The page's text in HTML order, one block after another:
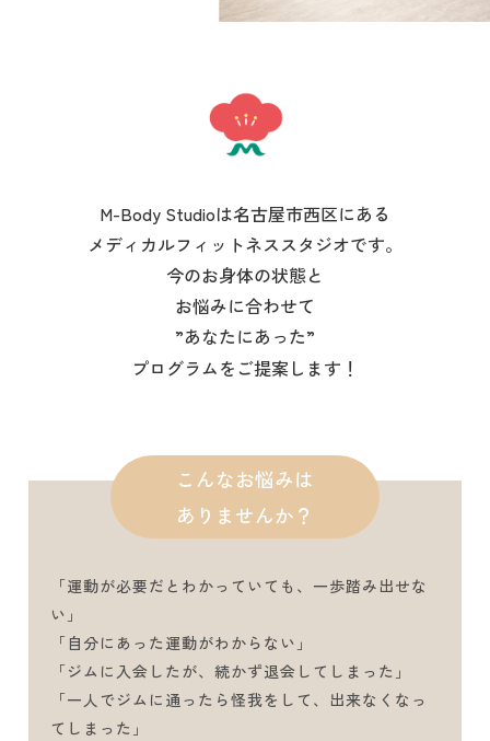
M-Body Studioは名古屋市西区にある
メディカルフィットネススタジオです。
今のお身体の状態と
お悩みに合わせて
”あなたにあった”
プログラムをご提案します！
こんなお悩みは
ありませんか？
「運動が必要だとわかっていても、一歩踏み出せな
い」
「自分にあった運動がわからない」
「ジムに入会したが、続かず退会してしまった」
「一人でジムに通ったら怪我をして、出来なくなっ
てしまった」